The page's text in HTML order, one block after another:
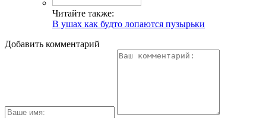
Читайте также:
В ушах как будто лопаются пузырьки
Добавить комментарий